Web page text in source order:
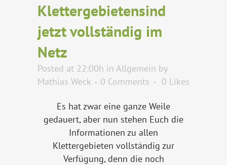
Klettergebietensind
jetzt vollständig im
Netz
Posted at 22:00h in Allgemein by
Mathias Weck
0 Comments 0 Likes
Es hat zwar eine ganze Weile
gedauert, aber nun stehen Euch die
Informationen zu allen
Klettergebieten vollständig zur
Verfügung, denn die noch